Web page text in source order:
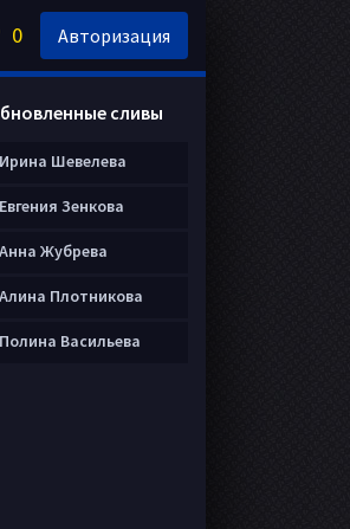
анкету сливы
Ирина Шевелева
Евгения Зенкова
Анна Жубрева
Алина Плотникова
Полина Васильева
0 Авторизация